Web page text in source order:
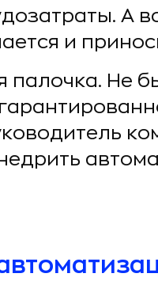
А
и
палочка. Не